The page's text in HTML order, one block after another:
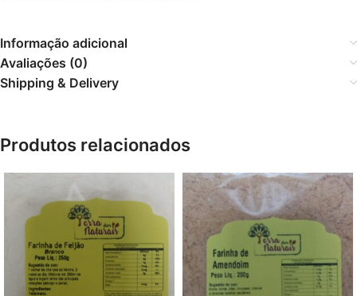
Informação adicional
Avaliações (0)
Shipping & Delivery
Produtos relacionados